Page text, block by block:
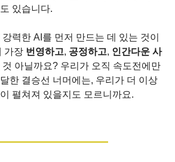
있습니다.
력한 AI를 먼저 만드는 데 있는 것이
가장 번영하고, 공정하고, 인간다운 사
아닐까요? 우리가 오직 속도전에만
한 결승선 너머에는, 우리가 더 이상
펼쳐져 있을지도 모르니까요.